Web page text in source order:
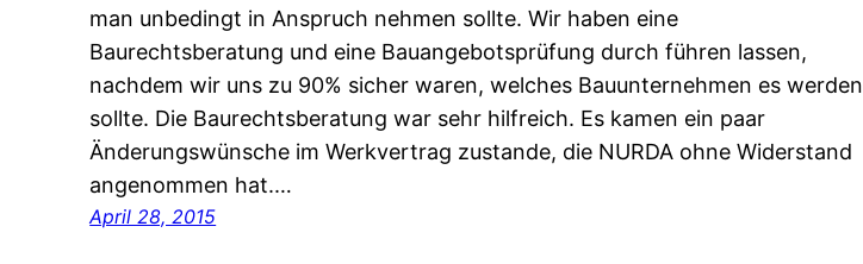
man unbedingt in Anspruch nehmen sollte. Wir haben eine
Baurechtsberatung und eine Bauangebotsprüfung durch führen lassen,
nachdem wir uns zu 90% sicher waren, welches Bauunternehmen es werden
sollte. Die Baurechtsberatung war sehr hilfreich. Es kamen ein paar
Änderungswünsche im Werkvertrag zustande, die NURDA ohne Widerstand
angenommen hat.…
April 28, 2015